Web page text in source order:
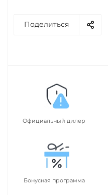
Поделиться
Официальный дилер
Бонусная программа